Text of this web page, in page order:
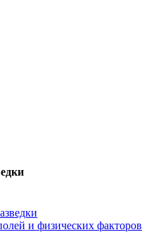
и физических факторов